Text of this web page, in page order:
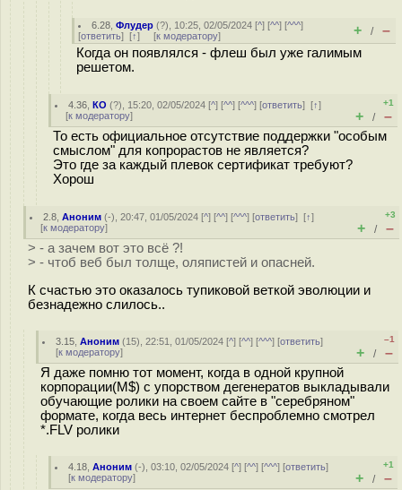
6.28 ,Флудер (?), 10:25, 02/05/2024 [^] [^^] [^^^]
[ответить] [↑] [к модератору] + / –
Когда он появлялся - флеш был уже галимым
pешетом.
4.36 ,КО (?), 15:20, 02/05/2024 [^] [^^] [^^^] [ответить][↑]
[к модератору]
+1
+ / –
То есть официальное отсутствие поддержки "особым
смыслом" для копрорастов не является?
Это где за каждый плевок сертификат требуют?
Хорош
2.8 ,Аноним (-), 20:47, 01/05/2024 [^] [^^] [^^^] [ответить][↑]
[к модератору]
+3
+ / –
> - а зачем вот это всё ?!
> - чтоб веб был толще, оляпистей и опасней.
К счастью это оказалось тупиковой веткой эволюции и
безнадежно слилось..
3.15 ,Аноним (15), 22:51, 01/05/2024 [^] [^^] [^^^] [ответить]
[к модератору]
–1
+ / –
Я даже помню тот момент, когда в одной крупной
корпорации(M$) с упорством дегенератов выкладывали
обучающие ролики на своем сайте в "серебряном"
формате, когда весь интернет беспроблемно смотрел
*.FLV ролики
4.18 ,Аноним (-), 03:10, 02/05/2024 [^] [^^] [^^^] [ответить]
[к модератору]
+1
+ / –